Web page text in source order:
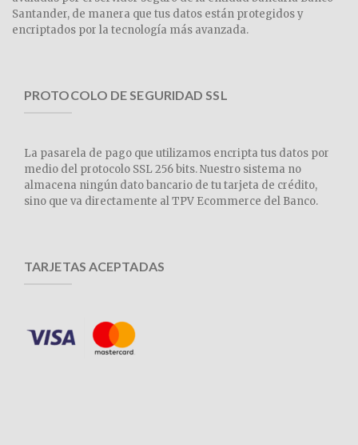
Santander, de manera que tus datos están protegidos y
encriptados por la tecnología más avanzada.
PROTOCOLO DE SEGURIDAD SSL
La pasarela de pago que utilizamos encripta tus datos por
medio del protocolo SSL 256 bits. Nuestro sistema no
almacena ningún dato bancario de tu tarjeta de crédito,
sino que va directamente al TPV Ecommerce del Banco.
TARJETAS ACEPTADAS